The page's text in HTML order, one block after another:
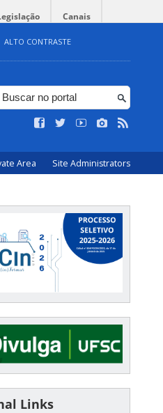
Canais
ALTO CONTRASTE
Area Site Administrators
Links